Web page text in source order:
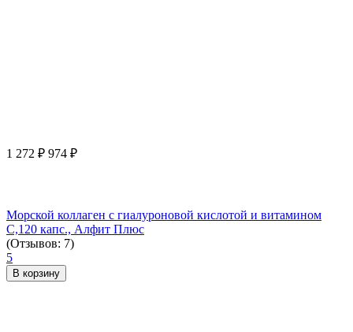
1 272 ₽ 974 ₽
Морской коллаген с гиалуроновой кислотой и витамином
С,120 капс., Алфит Плюс
(Отзывов: 7)
5
В корзину